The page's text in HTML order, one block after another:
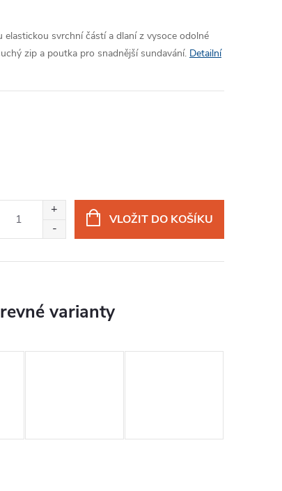
svrchní částí a dlaní z vysoce odolné
zip a poutka pro snadnější sundavání. Detailní
VLOŽIT DO KOŠÍKU